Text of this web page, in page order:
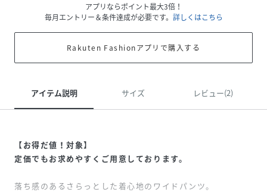
アプリならポイント最大3倍！
毎月エントリー＆条件達成が必要です。 詳しくはこちら
Rakuten Fashionアプリで購入する
アイテム説明 サイズ レビュー(2)
【お得だ値！対象】
定価でもお求めやすくご用意しております。
落ち感のあるさらっとした着心地のワイドパンツ。